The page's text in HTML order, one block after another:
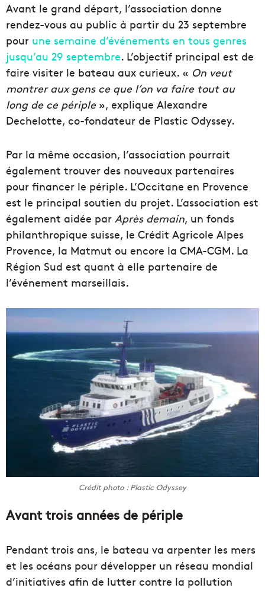
Avant le grand départ, l’association donne
rendez-vous au public à partir du 23 septembre
pour une semaine d’événements en tous genres
jusqu’au 29 septembre. L’objectif principal est de
faire visiter le bateau aux curieux. « On veut
montrer aux gens ce que l’on va faire tout au
long de ce périple», explique Alexandre
Dechelotte, co-fondateur de Plastic Odyssey.
Par la même occasion, l’association pourrait
également trouver des nouveaux partenaires
pour financer le périple. L’Occitane en Provence
est le principal soutien du projet. L’association est
également aidée par Après demain, un fonds
philanthropique suisse, le Crédit Agricole Alpes
Provence, la Matmut ou encore la CMA-CGM. La
Région Sud est quant à elle partenaire de
l’événement marseillais.
Crédit photo : Plastic Odyssey
Avant trois années de périple
Pendant trois ans, le bateau va arpenter les mers
et les océans pour développer un réseau mondial
d’initiatives afin de lutter contre la pollution